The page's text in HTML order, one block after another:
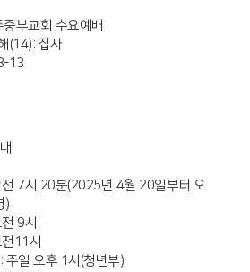
부교회 수요예배
(14): 집사
13
7시 20분(2025년 4월 20일부터 오
)
9시
11시
주일 오후 1시(청년부)